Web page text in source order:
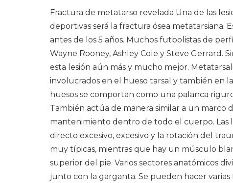
Fractura de metatarso revelada Una de las
deportivas será la fractura ósea
antes de los 5 años. Muchos futbolistas de
Wayne Rooney, Ashley Cole y Steve Gerrard.
esta lesión aún más y mucho mejor.
involucrados en el hueso tarsal y también en
huesos se comportan como una palanca
También actúa de manera similar a un marco
mantenimiento dentro de todo el cuerpo. Las
directo excesivo, excesivo y la rotación del
muy típicas, mientras que hay un músculo
superior del pie. Varios sectores anatómicos
junto con la garganta. Se pueden hacer varias